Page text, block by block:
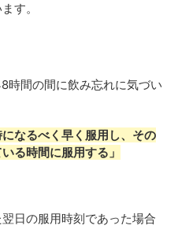
す。
時間の間に飲み忘れに気づい
なるべく早く服用し、その
る時間に服用する」
日の服用時刻であった場合